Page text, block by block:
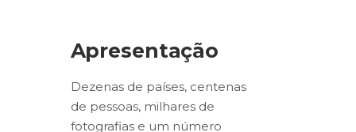
Apresentação
Dezenas de países, centenas
de pessoas, milhares de
fotografias e um número